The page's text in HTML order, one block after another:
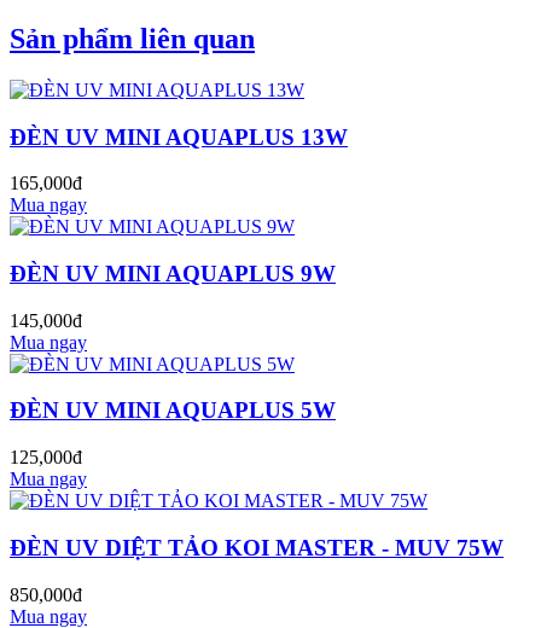
Sản phẩm liên quan
ĐÈN UV MINI AQUAPLUS 13W
165,000đ
Mua ngay
ĐÈN UV MINI AQUAPLUS 9W
145,000đ
Mua ngay
ĐÈN UV MINI AQUAPLUS 5W
125,000đ
Mua ngay
ĐÈN UV DIỆT TẢO KOI MASTER - MUV 75W
850,000đ
Mua ngay